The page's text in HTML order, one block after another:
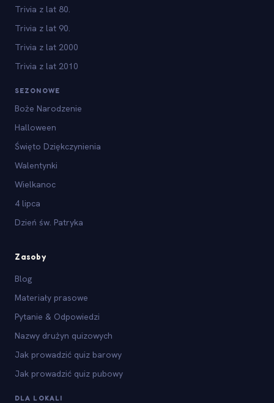
Trivia z lat 80.
Trivia z lat 90.
Trivia z lat 2000
Trivia z lat 2010
SEZONOWE
Boże Narodzenie
Halloween
Święto Dziękczynienia
Walentynki
Wielkanoc
4 lipca
Dzień św. Patryka
Zasoby
Blog
Materiały prasowe
Pytanie & Odpowiedzi
Nazwy drużyn quizowych
Jak prowadzić quiz barowy
Jak prowadzić quiz pubowy
DLA LOKALI